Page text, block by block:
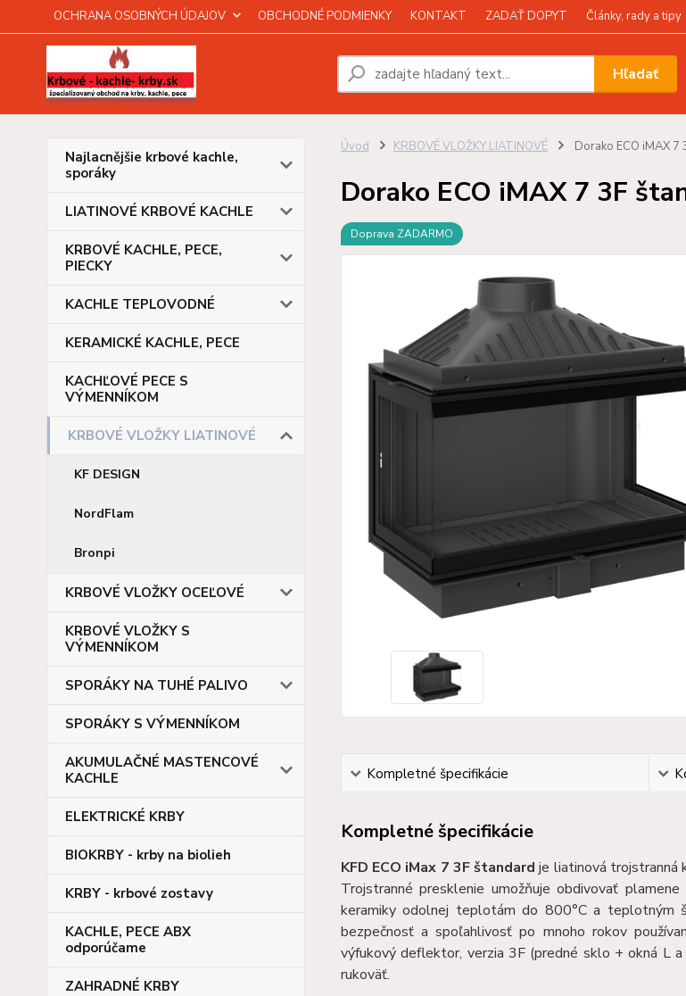
OCHRANA OSOBNÝCH ÚDAJOV OBCHODNÉ PODMIENKY KONTAKT ZADAŤ DOPYT Články, rady a tipy
Hľadať
Najlacnějšie krbové kachle,
sporáky
LIATINOVÉ KRBOVÉ KACHLE
KRBOVÉ KACHLE, PECE,
PIECKY
KACHLE TEPLOVODNÉ
KERAMICKÉ KACHLE, PECE
KACHĽOVÉ PECE S
VÝMENNÍKOM
KRBOVÉ VLOŽKY LIATINOVÉ
KF DESIGN
NordFlam
Bronpi
KRBOVÉ VLOŽKY OCEĽOVÉ
KRBOVÉ VLOŽKY S
VÝMENNÍKOM
SPORÁKY NA TUHÉ PALIVO
SPORÁKY S VÝMENNÍKOM
AKUMULAČNÉ MASTENCOVÉ
KACHLE
ELEKTRICKÉ KRBY
BIOKRBY - krby na biolieh
KRBY - krbové zostavy
KACHLE, PECE ABX
odporúčame
ZAHRADNÉ KRBY
Úvod KRBOVÉ VLOŽKY LIATINOVÉ Dorako ECO iMAX
Dorako ECO iMAX 7 3F
Doprava ZADARMO
Kompletné špecifikácie
Kompletné špecifikácie
KFD ECO iMax 7 3F štandardje liatinová trojstranná
Trojstranné presklenie umožňuje obdivovať
keramiky odolnej teplotám do 800°C a teplotným
bezpečnosť a spoľahlivosť po mnoho rokov
výfukový deflektor, verzia 3F (predné sklo + okná L
rukoväť.